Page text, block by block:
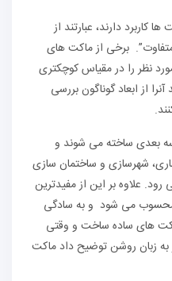
دارند، عبارتند از
برخی از ماکت های
نظر را در مقیاس کوچکتری
از ابعاد گوناگون بررسی
بعدی ساخته می شوند و
شهرسازی و ساختمان سازی
علاوه بر این از مفیدترین
محسوب می شود و به سادگی
های ساده ساخت و وقتی
زبان روشن توضیح داد ماکت